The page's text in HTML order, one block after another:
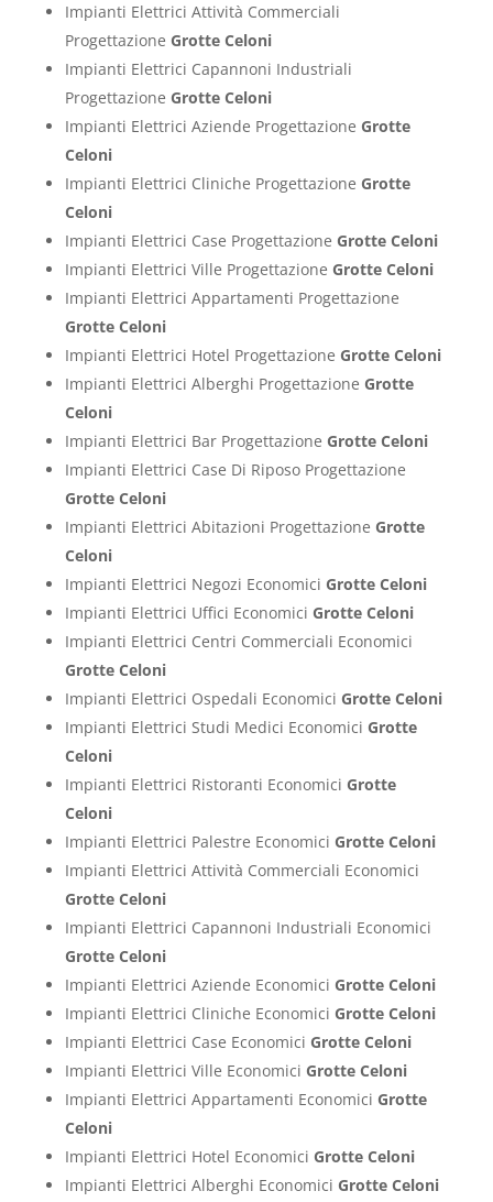
Impianti Elettrici Attività Commerciali
Progettazione Grotte Celoni
Impianti Elettrici Capannoni Industriali
Progettazione Grotte Celoni
Impianti Elettrici Aziende Progettazione Grotte
Celoni
Impianti Elettrici Cliniche Progettazione Grotte
Celoni
Impianti Elettrici Case Progettazione Grotte Celoni
Impianti Elettrici Ville Progettazione Grotte Celoni
Impianti Elettrici Appartamenti Progettazione
Grotte Celoni
Impianti Elettrici Hotel Progettazione Grotte Celoni
Impianti Elettrici Alberghi Progettazione Grotte
Celoni
Impianti Elettrici Bar Progettazione Grotte Celoni
Impianti Elettrici Case Di Riposo Progettazione
Grotte Celoni
Impianti Elettrici Abitazioni Progettazione Grotte
Celoni
Impianti Elettrici Negozi Economici Grotte Celoni
Impianti Elettrici Uffici Economici Grotte Celoni
Impianti Elettrici Centri Commerciali Economici
Grotte Celoni
Impianti Elettrici Ospedali Economici Grotte Celoni
Impianti Elettrici Studi Medici Economici Grotte
Celoni
Impianti Elettrici Ristoranti Economici Grotte
Celoni
Impianti Elettrici Palestre Economici Grotte Celoni
Impianti Elettrici Attività Commerciali Economici
Grotte Celoni
Impianti Elettrici Capannoni Industriali Economici
Grotte Celoni
Impianti Elettrici Aziende Economici Grotte Celoni
Impianti Elettrici Cliniche Economici Grotte Celoni
Impianti Elettrici Case Economici Grotte Celoni
Impianti Elettrici Ville Economici Grotte Celoni
Impianti Elettrici Appartamenti Economici Grotte
Celoni
Impianti Elettrici Hotel Economici Grotte Celoni
Impianti Elettrici Alberghi Economici Grotte Celoni